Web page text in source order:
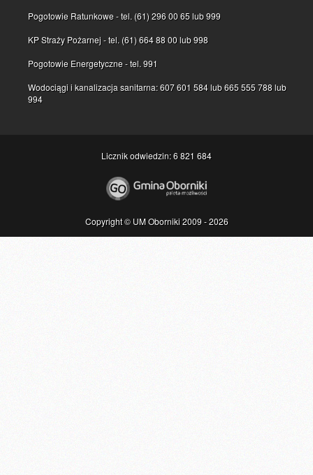
Pogotowie Ratunkowe - tel. (61) 296 00 65 lub 999
KP Straży Pożarnej - tel. (61) 664 88 00 lub 998
Pogotowie Energetyczne - tel. 991
Wodociągi i kanalizacja sanitarna: 607 601 584 lub 665 555 788 lub
994
Licznik odwiedzin: 6 821 684
Copyright © UM Oborniki 2009 - 2026